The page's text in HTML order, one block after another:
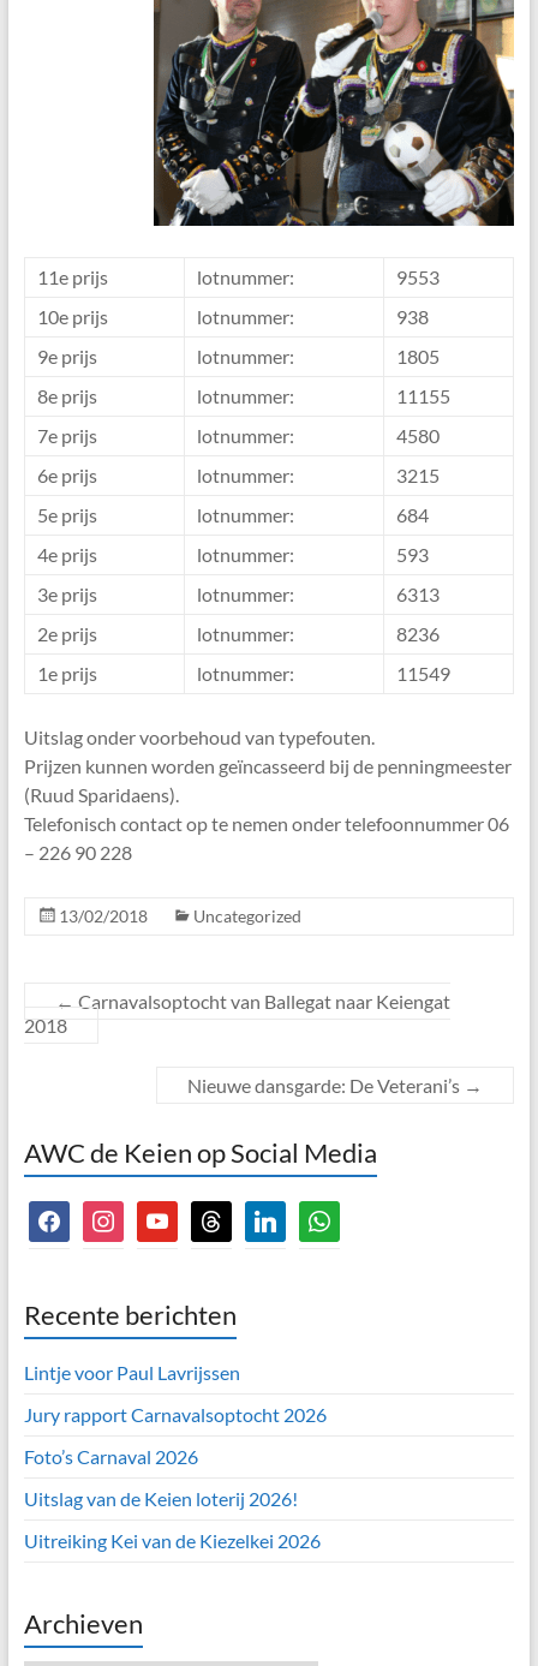
11e prijs lotnummer:
9553
10e prijs
lotnummer:
938
9e prijs
lotnummer:
1805
8e prijs
lotnummer:
11155
7e prijs
lotnummer:
4580
6e prijs
lotnummer:
3215
5e prijs
lotnummer:
684
4e prijs
lotnummer:
593
3e prijs
lotnummer:
6313
2e prijs
lotnummer:
8236
1e prijs
lotnummer: 11549
Uitslag onder voorbehoud van typefouten.
Prijzen kunnen worden geïncasseerd bij de penningmeester
(Ruud Sparidaens).
Telefonisch contact op te nemen onder telefoonnummer 06
– 226 90 228
13/02/2018 Uncategorized
← Carnavalsoptocht van Ballegat naar Keiengat
2018
Nieuwe dansgarde: De Veterani’s →
AWC de Keien op Social Media
facebookinstagramyoutubethreads linkedinwhatsapp
Recente berichten
Lintje voor Paul Lavrijssen
Jury rapport Carnavalsoptocht 2026
Foto’s Carnaval 2026
Uitslag van de Keien loterij 2026!
Uitreiking Kei van de Kiezelkei 2026
Archieven